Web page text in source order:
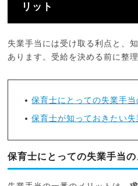
リット
失業手当には受け取る利点と、
あります。受給を決める前に整
保育士にとっての失業手当
保育士が知っておきたい失
保育士にとっての失業手当の